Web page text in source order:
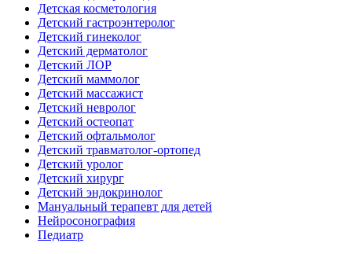
Детская косметология
Детский гастроэнтеролог
Детский гинеколог
Детский дерматолог
Детский ЛОР
Детский маммолог
Детский массажист
Детский невролог
Детский остеопат
Детский офтальмолог
Детский травматолог-ортопед
Детский уролог
Детский хирург
Детский эндокринолог
Мануальный терапевт для детей
Нейросонография
Педиатр